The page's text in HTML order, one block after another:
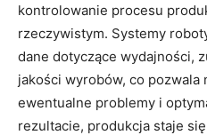
kontrolowanie‍ procesu
rzeczywistym. ‌Systemy
dane​ dotyczące​ wydajności,⁤
jakości ​wyrobów, co pozwala
ewentualne problemy ​i
rezultacie, produkcja ⁣staje